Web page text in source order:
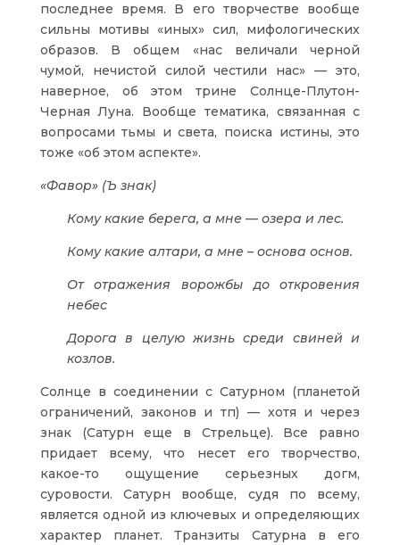
последнее время. В его творчестве вообще
сильны мотивы «иных» сил, мифологических
образов. В общем «нас величали черной
чумой, нечистой силой честили нас» — это,
наверное, об этом трине Солнце-Плутон-
Черная Луна. Вообще тематика, связанная с
вопросами тьмы и света, поиска истины, это
тоже «об этом аспекте».
«Фавор» (Ъ знак)
Кому какие берега, а мне — озера и лес.
Кому какие алтари, а мне – основа основ.
От отражения ворожбы до откровения
небес
Дорога в целую жизнь среди свиней и
козлов.
Солнце в соединении с Сатурном (планетой
ограничений, законов и тп) — хотя и через
знак (Сатурн еще в Стрельце). Все равно
придает всему, что несет его творчество,
какое-то ощущение серьезных догм,
суровости. Сатурн вообще, судя по всему,
является одной из ключевых и определяющих
характер планет. Транзиты Сатурна в его